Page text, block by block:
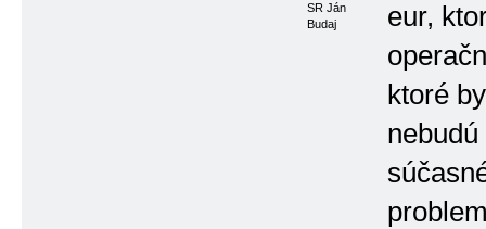
SR Ján
Budaj
eur,
ktoré